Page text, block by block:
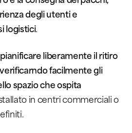
degli utenti e
logistici.
pianificare liberamente il ritiro
verificarndo facilmente gli
spazio che ospita
in centri commerciali o